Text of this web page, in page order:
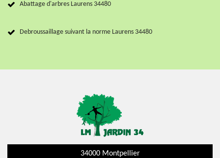
Abattage d'arbres Laurens 34480
Debroussaillage suivant la norme Laurens 34480
34000 Montpellier